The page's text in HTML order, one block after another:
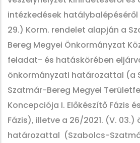
intézkedések hatálybalépéséről
29.) Korm. rendelet alapján a
Bereg Megyei Önkormányzat
feladat- és hatáskörében
önkormányzati határozattal (a
Szatmár-Bereg Megyei
Koncepciója I. Előkészítő Fázis
Fázis), illetve a 26/2021. (V.
határozattal (Szabolcs-